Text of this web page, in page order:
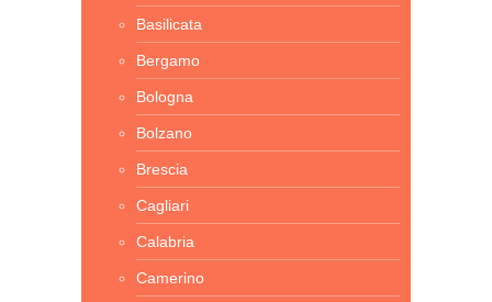
Basilicata
Bergamo
Bologna
Bolzano
Brescia
Cagliari
Calabria
Camerino